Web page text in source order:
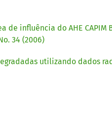
influência do AHE CAPIM
34 (2006)
utilizando dados